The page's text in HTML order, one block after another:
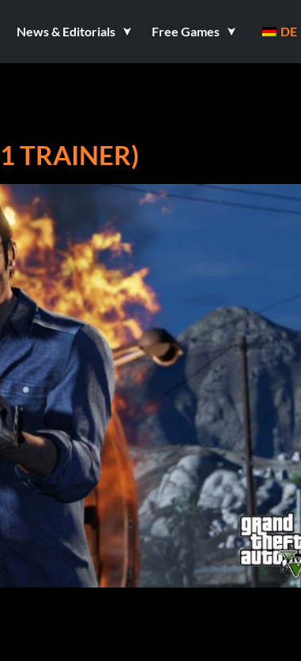
News & Editorials Free Games DE
TRAINER)